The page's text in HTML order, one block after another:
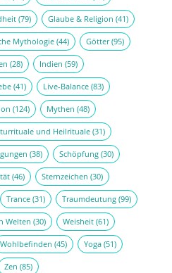
(79) Glaube & Religion (41)
Mythologie(44) Götter(95)
(28) Indien (59)
(41) Live-Balance(83)
(124) Mythen (48)
und Heilrituale(31)
(38) Schöpfung(30)
(46) Sternzeichen (30)
Trance(31) Traumdeutung(99)
Welten (30) Weisheit(61)
Wohlbefinden (45) Yoga(51)
Zen (85)